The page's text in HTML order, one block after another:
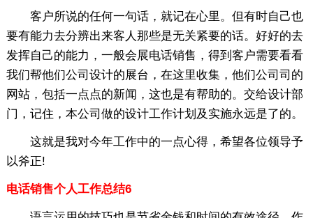
客户所说的任何一句话，就记在心里。但有时自己也
要有能力去分辨出来客人那些是无关紧要的话。好好的去
发挥自己的能力，一般会展电话销售，得到客户需要看看
我们帮他们公司设计的展台，在这里收集，他们公司司的
网站，包括一点点的新闻，这也是有帮助的。交给设计部
门，记住，本公司做的设计工作计划及实施永远是了的。
这就是我对今年工作中的一点心得，希望各位领导予
以斧正!
电话销售个人工作总结6